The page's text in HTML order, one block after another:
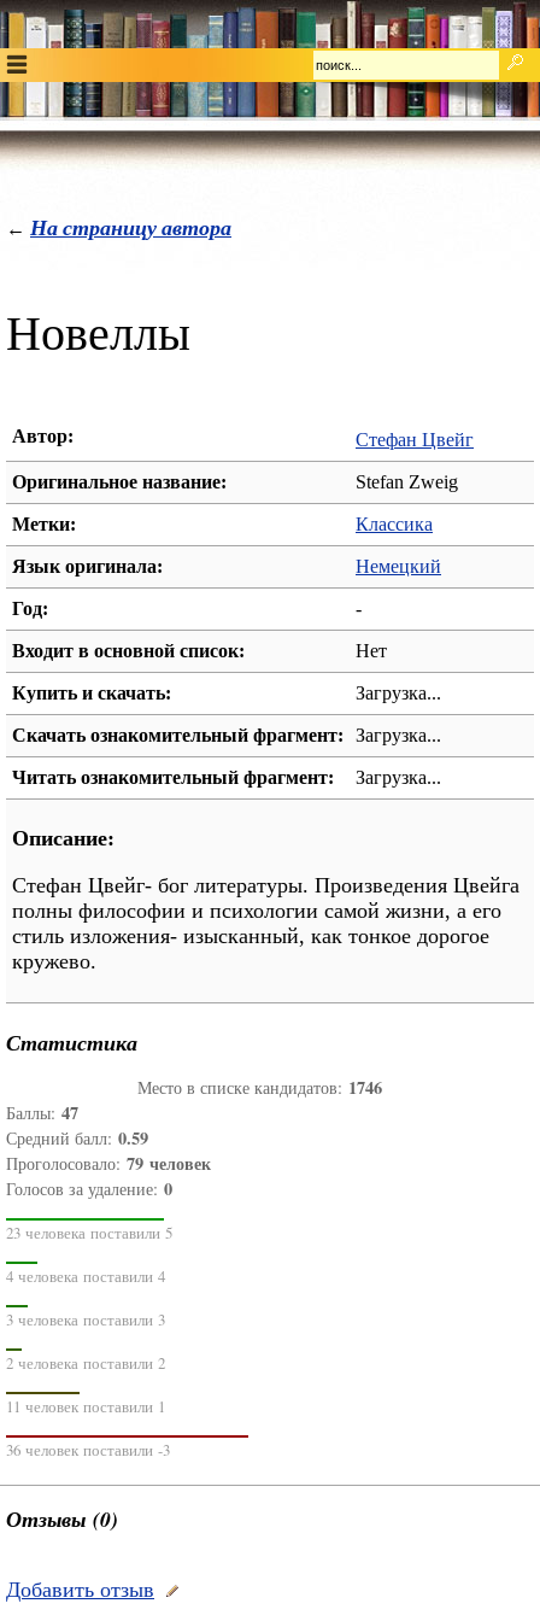
← На страницу автора
Новеллы
Автор: Стефан Цвейг
Оригинальное название: Stefan Zweig
Метки: Классика
Язык оригинала: Немецкий
Год: -
Входит в основной список: Нет
Купить и скачать: Загрузка...
Скачать ознакомительный фрагмент: Загрузка...
Читать ознакомительный фрагмент: Загрузка...
Описание:
Стефан Цвейг- бог литературы. Произведения Цвейга
полны философии и психологии самой жизни, а его
стиль изложения- изысканный, как тонкое дорогое
кружево.
Статистика
Место в списке кандидатов: 1746
Баллы: 47
Средний балл: 0.59
Проголосовало: 79 человек
Голосов за удаление: 0
23 человека поставили 5
4 человека поставили 4
3 человека поставили 3
2 человека поставили 2
11 человек поставили 1
36 человек поставили -3
Отзывы (0)
Добавить отзыв